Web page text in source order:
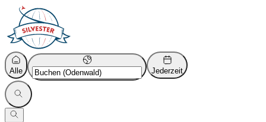
Alle Jederzeit